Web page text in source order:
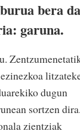
bera da
garuna.
dugun
sortzen dira.
zientziak